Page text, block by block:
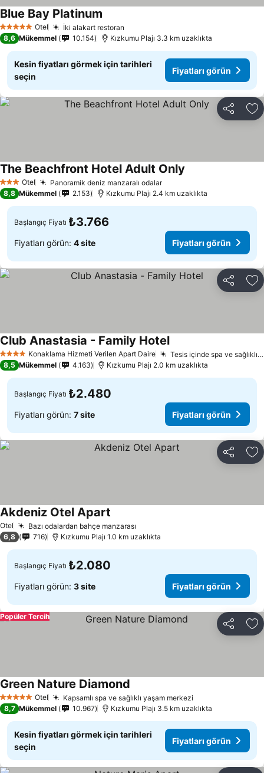
5 Yıldız Otel İki alakart restoran
Blue Bay Platinum
8,6 Mükemmel 10.154 Kızkumu Plajı 3.3 km uzaklıkta
Kesin fiyatları görmek için tarihleri
seçin
Fiyatları görün
Paylaş
3 YıldızOtel Panoramik deniz manzaralı odalar
The Beachfront Hotel Adult Only
8,8 Mükemmel 2.153 Kızkumu Plajı 2.4 km uzaklıkta
Başlangıç Fiyatı ₺3.766
Fiyatları görün: 4 site Fiyatları görün
Paylaş
4 Yıldız Konaklama Hizmeti Verilen Apart Daire Tesis içinde spa ve sağlıklı yaşam uygulamaları
Club Anastasia - Family Hotel
8,5 Mükemmel 4.163 Kızkumu Plajı 2.0 km uzaklıkta
Başlangıç Fiyatı ₺2.480
Fiyatları görün: 7 site Fiyatları görün
Paylaş
Otel Bazı odalardan bahçe manzarası
Akdeniz Otel Apart
6,8 716 Kızkumu Plajı 1.0 km uzaklıkta
Başlangıç Fiyatı ₺2.080
Fiyatları görün: 3 site Fiyatları görün
Paylaş
Popüler Tercih
5 Yıldız Otel Kapsamlı spa ve sağlıklı yaşam merkezi
Green Nature Diamond
8,7 Mükemmel 10.967 Kızkumu Plajı 3.5 km uzaklıkta
Kesin fiyatları görmek için tarihleri
seçin
Fiyatları görün